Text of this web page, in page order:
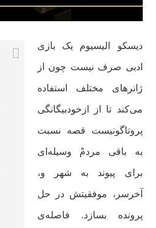
دیسکو الیسیوم یک بازی
ادبی صرف نیست چون از
ژانرهای مختلف استفاده
می‌کند تا از ازخودبیگانگی
پروتاگونیست قصه نسبت
به باقی مردمْ وسیله‌ای
برای پیوند به شهر و،
آخرسر، موفقیتش در حل
پرونده بسازد. فاصله‌ی